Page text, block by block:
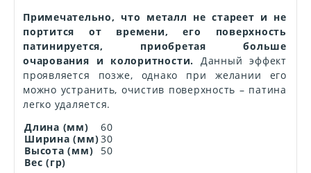
Примечательно, что металл не стареет и не
портится от времени, его поверхность
патинируется, приобретая больше
очарования и колоритности. Данный эффект
проявляется позже, однако при желании его
можно устранить, очистив поверхность – патина
легко удаляется.
Длина (мм)
60
Ширина (мм)30
Высота (мм)
50
Вес (гр)